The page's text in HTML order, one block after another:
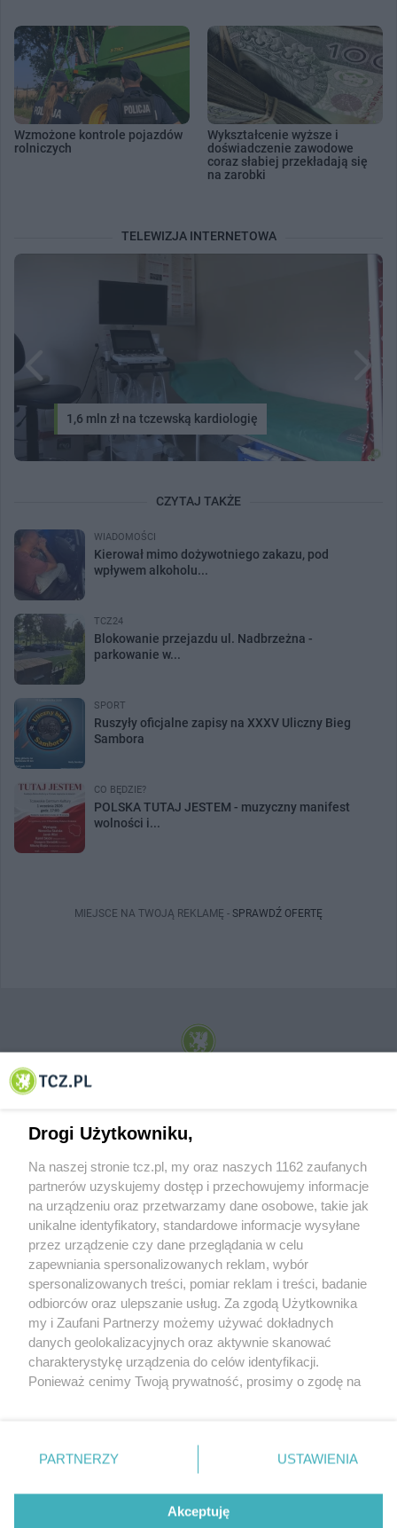
Wzmożone kontrole pojazdów
rolniczych
Wykształcenie wyższe i
doświadczenie zawodowe
coraz słabiej przekładają się
na zarobki
TELEWIZJA INTERNETOWA
1,6 mln zł na tczewską kardiologię
CZYTAJ TAKŻE
WIADOMOŚCI
Kierował mimo dożywotniego zakazu, pod
wpływem alkoholu...
TCZ24
Blokowanie przejazdu ul. Nadbrzeżna -
parkowanie w...
SPORT
Ruszyły oficjalne zapisy na XXXV Uliczny Bieg
Sambora
CO BĘDZIE?
POLSKA TUTAJ JESTEM - muzyczny manifest
wolności i...
MIEJSCE NA TWOJĄ REKLAMĘ - SPRAWDŹ OFERTĘ
© 2001-2026 Tczew - TCZ.PL Sp. z o.o. Internetowy Serwis Informacyjny Miasta
O FIRMIE POLITYKA PRYWATNOŚCI HOSTING
REKLAMA WSPÓŁPRACA RSS FACEBOOK KONTAKT
Nasze serwisy
Aktualności
Tcz24
Historia miasta
Muzyka i kultura
Archiwum wydarzeń
Zdjęcia miasta
Drogi Użytkowniku,
Na naszej stronie tcz.pl, my oraz naszych 1162 zaufanych
partnerów uzyskujemy dostęp i przechowujemy informacje
na urządzeniu oraz przetwarzamy dane osobowe, takie jak
unikalne identyfikatory, standardowe informacje wysyłane
przez urządzenie czy dane przeglądania w celu
zapewniania spersonalizowanych reklam, wybór
spersonalizowanych treści, pomiar reklam i treści, badanie
odbiorców oraz ulepszanie usług. Za zgodą Użytkownika
my i Zaufani Partnerzy możemy używać dokładnych
danych geolokalizacyjnych oraz aktywnie skanować
charakterystykę urządzenia do celów identyfikacji.
Ponieważ cenimy Twoją prywatność, prosimy o zgodę na
znajdujący się w lewym dolnym rogu strony
. Niektóre
przetwarzaniu. Preferencje będą miały zastosowania tylko
PARTNERZY USTAWIENIA
Akceptuję